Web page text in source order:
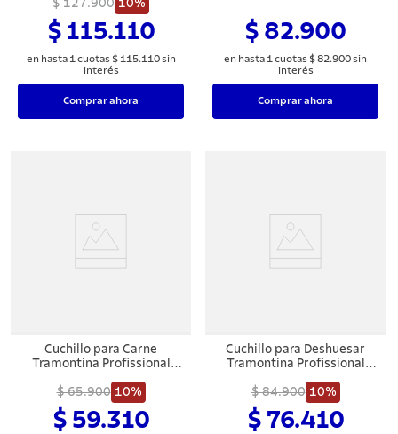
Acero Inoxidable y Mango
de Polipropileno Blanco 7"
$ 127.900 10%
$ 115.110
en hasta 1 cuotas $ 115.110sin
interés
Comprar ahora
Polipropileno Blanco 6"
$ 82.900
en hasta 1 cuotas $82.900sin
interés
Comprar ahora
Cuchillo para Carne
Tramontina Profissional
Acero Inoxidable y Mango
de Polipropileno Blanco con
Protección Antimicrobiana
$ 65.900 10%
$ 59.310
Cuchillo para Deshuesar
Tramontina Profissional
Acero Inoxidable y Mango
en Polipropileno Blanco 6"
$ 84.900 10%
$ 76.410